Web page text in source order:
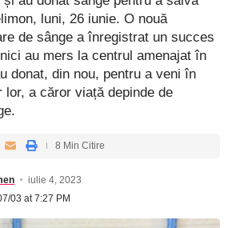
luni, 26 iunie. O nouă
de sânge a înregistrat un succes
au mers la centrul amenajat în
donat, din nou, pentru a veni în
lor, a căror viață depinde de
iulie 4, 2023
03 at 7:27 PM
8 Min Citire